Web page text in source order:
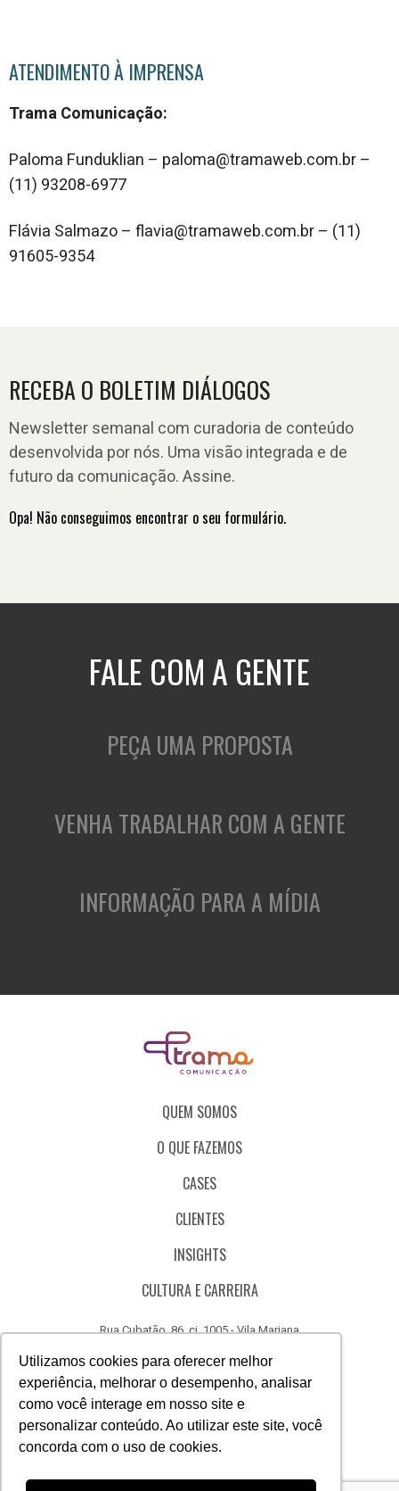
Utilizamos cookies para oferecer melhor
experiência, melhorar o desempenho, analisar
como você interage em nosso site e
personalizar conteúdo. Ao utilizar este site, você
concorda com o uso de cookies.
ATENDIMENTO À IMPRENSA
Trama Comunicação:
Paloma Funduklian – paloma@tramaweb.com.br –
(11) 93208-6977
Flávia Salmazo – flavia@tramaweb.com.br – (11)
91605-9354
RECEBA O BOLETIM DIÁLOGOS
Newsletter semanal com curadoria de conteúdo
desenvolvida por nós. Uma visão integrada e de
futuro da comunicação. Assine.
Opa! Não conseguimos encontrar o seu formulário.
FALE COM A GENTE
PEÇA UMA PROPOSTA
VENHA TRABALHAR COM A GENTE
INFORMAÇÃO PARA A MÍDIA
QUEM SOMOS
O QUE FAZEMOS
CASES
CLIENTES
INSIGHTS
CULTURA E CARREIRA
Rua Cubatão, 86, cj. 1005 - Vila Mariana
CÓDIGO DE ÉTICA
CANAL DE DENÚNCIAS